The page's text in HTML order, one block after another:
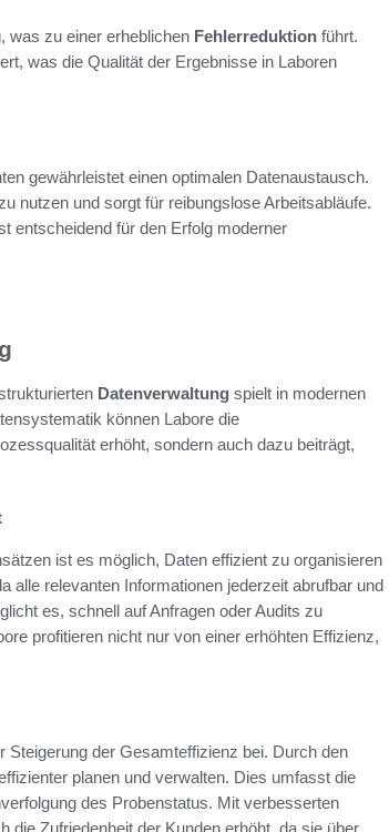
was zu einer erheblichen Fehlerreduktion führt.
was die Qualität der Ergebnisse in Laboren
gewährleistet einen optimalen Datenaustausch.
nutzen und sorgt für reibungslose Arbeitsabläufe.
entscheidend für den Erfolg moderner
Datenverwaltung spielt in modernen
können Labore die
erhöht, sondern auch dazu beiträgt,
ist es möglich, Daten effizient zu organisieren
alle relevanten Informationen jederzeit abrufbar und
es, schnell auf Anfragen oder Audits zu
profitieren nicht nur von einer erhöhten Effizienz,
der Gesamteffizienz bei. Durch den
planen und verwalten. Dies umfasst die
des Probenstatus. Mit verbesserten